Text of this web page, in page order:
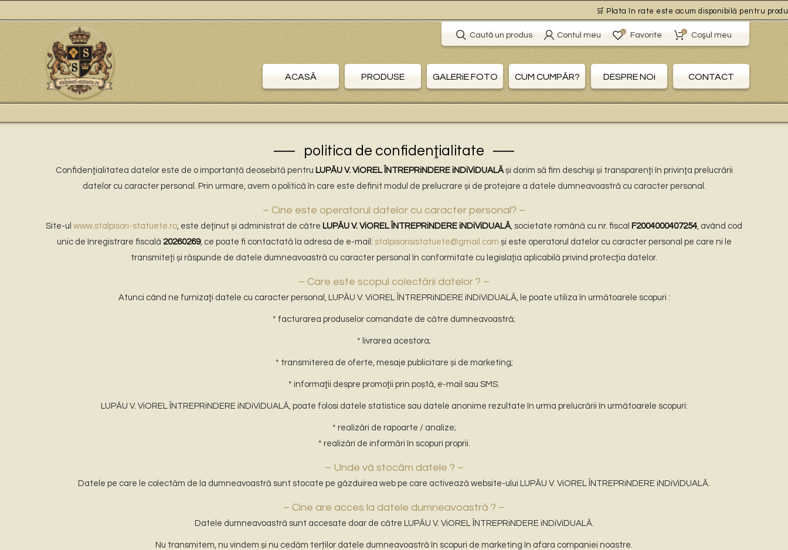
🛒 Plata în rate este acum disponibilă pentru produsele
Caută un produs Contul meu 0 Favorite 0 Coşul meu
ACASĂ PRODUSE GALERiE FOTO CUM CUMPĂR? DESPRE NOi CONTACT
politica de confidenţialitate
Confidenţialitatea datelor este de o importanță deosebită pentru LUPĂU V. ViOREL ÎNTREPRiNDERE iNDiViDUALĂși dorim să fim deschişi și transparenţi în privinţa prelucrării
datelor cu caracter personal. Prin urmare, avem o politică în care este definit modul de prelucrare și de protejare a datele dumneavoastră cu caracter personal.
– Cine este operatorul datelor cu caracter personal? –
Site-ul www.stalpisori-statuete.ro, este deţinut și administrat de către LUPĂU V. ViOREL ÎNTREPRiNDERE iNDiViDUALĂ, societate română cu nr. fiscal F2004000407254, având cod
unic de înregistrare fiscală 20260269, ce poate fi contactată la adresa de e-mail: stalpisorisistatuete@gmail.com și este operatorul datelor cu caracter personal pe care ni le
transmiteţi și răspunde de datele dumneavoastră cu caracter personal în conformitate cu legislaţia aplicabilă privind protecţia datelor.
– Care este scopul colectării datelor ? –
Atunci când ne furnizaţi datele cu caracter personal, LUPĂU V. ViOREL ÎNTREPRiNDERE iNDiViDUALĂ, le poate utiliza în următoarele scopuri :
* facturarea produselor comandate de către dumneavoastră;
* livrarea acestora;
* transmiterea de oferte, mesaje publicitare și de marketing;
* informaţii despre promoţii prin poștă, e-mail sau SMS.
LUPĂU V. ViOREL ÎNTREPRiNDERE iNDiViDUALĂ, poate folosi datele statistice sau datele anonime rezultate în urma prelucrării în următoarele scopuri:
* realizări de rapoarte / analize;
* realizări de informări în scopuri proprii.
– Unde vă stocăm datele ? –
Datele pe care le colectăm de la dumneavoastră sunt stocate pe găzduirea web pe care activează website-ului LUPĂU V. ViOREL ÎNTREPRiNDERE iNDiViDUALĂ.
– Cine are acces la datele dumneavoastră ? –
Datele dumneavoastră sunt accesate doar de către LUPĂU V. ViOREL ÎNTREPRiNDERE iNDiViDUALĂ.
Nu transmitem, nu vindem și nu cedăm terților datele dumneavoastră în scopuri de marketing în afara companiei noastre.